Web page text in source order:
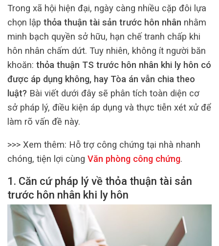
Trong xã hội hiện đại, ngày càng nhiều cặp đôi lựa
chọn lập thỏa thuận tài sản trước hôn nhân nhằm
minh bạch quyền sở hữu, hạn chế tranh chấp khi
hôn nhân chấm dứt. Tuy nhiên, không ít người băn
khoăn: thỏa thuận TS trước hôn nhân khi ly hôn có
được áp dụng không, hay Tòa án vẫn chia theo
luật? Bài viết dưới đây sẽ phân tích toàn diện cơ
sở pháp lý, điều kiện áp dụng và thực tiễn xét xử để
làm rõ vấn đề này.
>>> Xem thêm: Hỗ trợ công chứng tại nhà nhanh
chóng, tiện lợi cùng Văn phòng công chứng.
1. Căn cứ pháp lý về thỏa thuận tài sản
trước hôn nhân khi ly hôn